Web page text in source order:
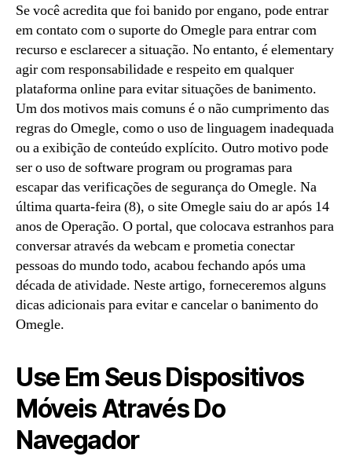
Se você acredita que foi banido por engano, pode entrar
em contato com o suporte do Omegle para entrar com
recurso e esclarecer a situação. No entanto, é elementary
agir com responsabilidade e respeito em qualquer
plataforma online para evitar situações de banimento.
Um dos motivos mais comuns é o não cumprimento das
regras do Omegle, como o uso de linguagem inadequada
ou a exibição de conteúdo explícito. Outro motivo pode
ser o uso de software program ou programas para
escapar das verificações de segurança do Omegle. Na
última quarta-feira (8), o site Omegle saiu do ar após 14
anos de Operação. O portal, que colocava estranhos para
conversar através da webcam e prometia conectar
pessoas do mundo todo, acabou fechando após uma
década de atividade. Neste artigo, forneceremos alguns
dicas adicionais para evitar e cancelar o banimento do
Omegle.
Use Em Seus Dispositivos
Móveis Através Do
Navegador